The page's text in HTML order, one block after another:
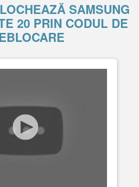
SAMSUNG
20 PRIN CODUL DE